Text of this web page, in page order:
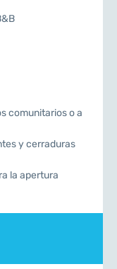
comunitarios o a
y cerraduras
la apertura